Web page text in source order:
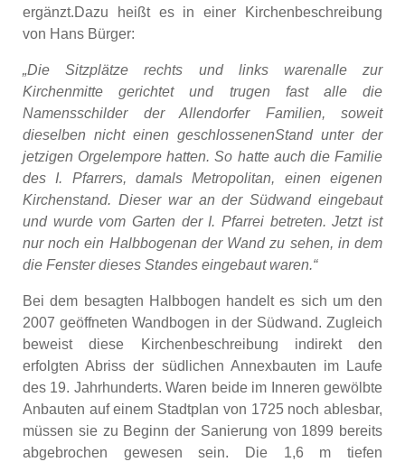
ergänzt.Dazu heißt es in einer Kirchenbeschreibung
von Hans Bürger:
„Die Sitzplätze rechts und links warenalle zur
Kirchenmitte gerichtet und trugen fast alle die
Namensschilder der Allendorfer Familien, soweit
dieselben nicht einen geschlossenenStand unter der
jetzigen Orgelempore hatten. So hatte auch die Familie
des I. Pfarrers, damals Metropolitan, einen eigenen
Kirchenstand. Dieser war an der Südwand eingebaut
und wurde vom Garten der I. Pfarrei betreten. Jetzt ist
nur noch ein Halbbogenan der Wand zu sehen, in dem
die Fenster dieses Standes eingebaut waren.“
Bei dem besagten Halbbogen handelt es sich um den
2007 geöffneten Wandbogen in der Südwand. Zugleich
beweist diese Kirchenbeschreibung indirekt den
erfolgten Abriss der südlichen Annexbauten im Laufe
des 19. Jahrhunderts. Waren beide im Inneren gewölbte
Anbauten auf einem Stadtplan von 1725 noch ablesbar,
müssen sie zu Beginn der Sanierung von 1899 bereits
abgebrochen gewesen sein. Die 1,6 m tiefen